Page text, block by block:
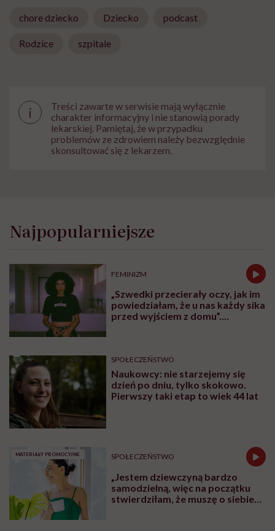
chore dziecko Dziecko podcast
Rodzice szpitale
i
Treści zawarte w serwisie mają wyłącznie
charakter informacyjny i nie stanowią porady
lekarskiej. Pamiętaj, że w przypadku
problemów ze zdrowiem należy bezwzględnie
skonsultować się z lekarzem.
Najpopularniejsze
FEMINIZM
„Szwedki przecierały oczy, jak im
powiedziałam, że u nas każdy sika
przed wyjściem z domu”.
SPOŁECZEŃSTWO
Naukowcy: nie starzejemy się
dzień po dniu, tylko skokowo.
Pierwszy taki etap to wiek 44 lat
MATERIAŁY PROMOCYJNE SPOŁECZEŃSTWO
„Jestem dziewczyną bardzo
samodzielną, więc na początku
stwierdziłam, że muszę o siebie